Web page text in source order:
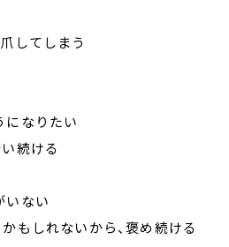
してしまう
になりたい
続ける
いない
もしれないから、褒め続ける